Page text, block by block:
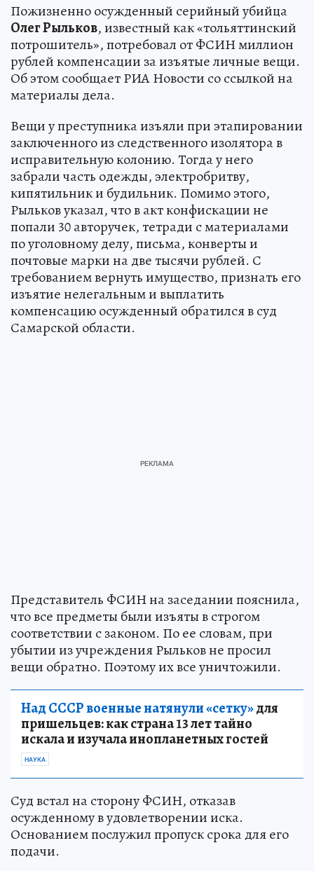
Пожизненно осужденный серийный убийца
Олег Рыльков, известный как «тольяттинский
потрошитель», потребовал от ФСИН миллион
рублей компенсации за изъятые личные вещи.
Об этом сообщает РИА Новости со ссылкой на
материалы дела.
Вещи у преступника изъяли при этапировании
заключенного из следственного изолятора в
исправительную колонию. Тогда у него
забрали часть одежды, электробритву,
кипятильник и будильник. Помимо этого,
Рыльков указал, что в акт конфискации не
попали 30 авторучек, тетради с материалами
по уголовному делу, письма, конверты и
почтовые марки на две тысячи рублей. С
требованием вернуть имущество, признать его
изъятие нелегальным и выплатить
компенсацию осужденный обратился в суд
Самарской области.
Представитель ФСИН на заседании пояснила,
что все предметы были изъяты в строгом
соответствии с законом. По ее словам, при
убытии из учреждения Рыльков не просил
вещи обратно. Поэтому их все уничтожили.
Над СССР военные натянули «сетку»для
пришельцев: как страна 13 лет тайно
искала и изучала инопланетных гостей
НАУКА
Суд встал на сторону ФСИН, отказав
осужденному в удовлетворении иска.
Основанием послужил пропуск срока для его
подачи.